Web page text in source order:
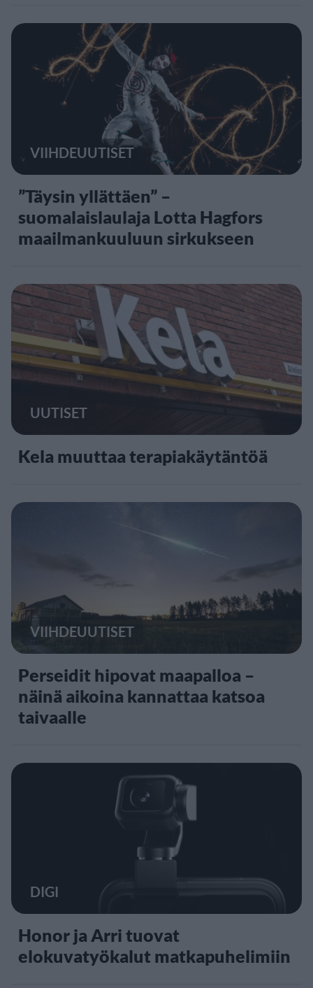
VIIHDEUUTISET
”Täysin yllättäen” –
suomalaislaulaja Lotta Hagfors
maailmankuuluun sirkukseen
UUTISET
Kela muuttaa terapiakäytäntöä
VIIHDEUUTISET
Perseidit hipovat maapalloa –
näinä aikoina kannattaa katsoa
taivaalle
DIGI
Honor ja Arri tuovat
elokuvatyökalut matkapuhelimiin